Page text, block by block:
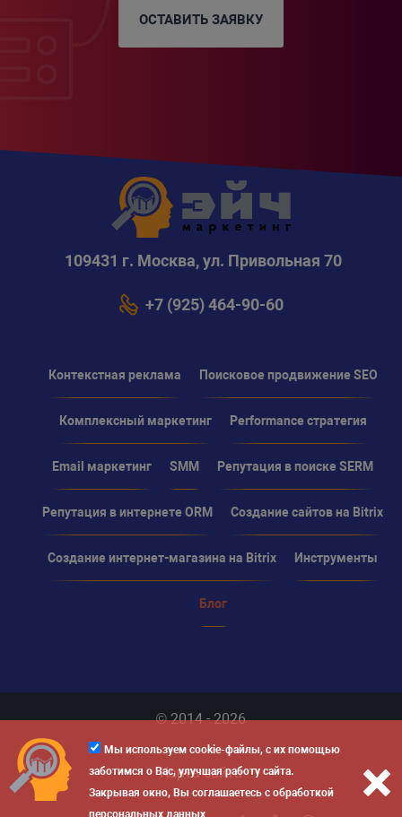
Мы используем cookie-файлы, с их помощью
заботимся о Вас, улучшая работу сайта.
Закрывая окно, Вы соглашаетесь с обработкой
персональных данных
ОСТАВИТЬ ЗАЯВКУ
109431 г. Москва, ул. Привольная 70
+7 (925) 464-90-60
Контекстная реклама Поисковое продвижение SEO
Комплексный маркетинг Performance стратегия
Email маркетинг SMM Репутация в поиске SERM
Репутация в интернете ORM Создание сайтов на Bitrix
Создание интернет-магазина на Bitrix Инструменты
Блог
© 2014 - 2026
Карта сайта